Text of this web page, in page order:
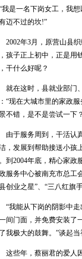
是一名下岗女工，我想
迈不过的坎!”
年3月，原营山县织
孩子正上初中，正是用
干什么好呢？
在这时，县就业部门、
“现在大城市里的家政
不错，是不是尝试一下
于服务周到，干活认真
，发展到帮助接送小孩
到2004年底，精心家政
服务中心被南充市总工
创业之星”、“三八红旗
能从下岗的阴影中走
间门面，并免费安装了
我极大的鼓舞。”谈起
些年，蔡丽君的爱人因